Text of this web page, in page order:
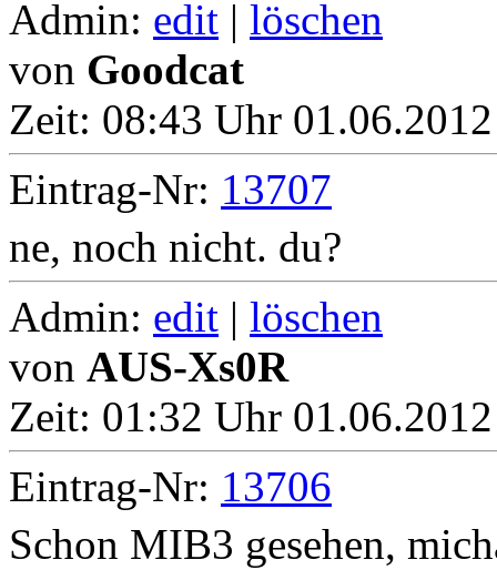
Admin: edit | löschen
von Goodcat
Zeit: 08:43 Uhr
Eintrag-Nr: 13707
ne, noch nicht. du?
Admin: edit | löschen
von AUS-Xs0R
Zeit: 01:32 Uhr
Eintrag-Nr: 13706
Schon MIB3 gesehen,